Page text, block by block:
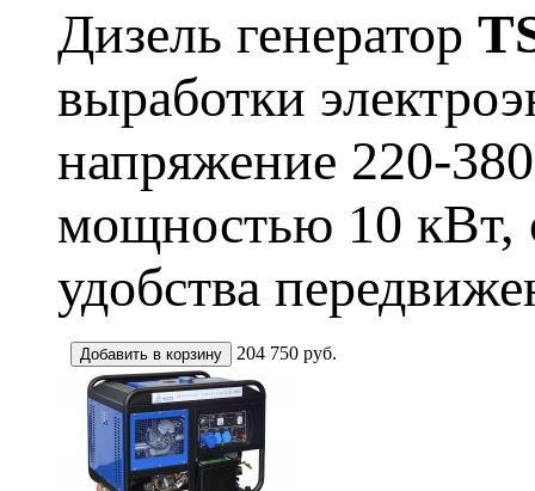
Дизель генератор
выработки
напряжение 220-
мощностью 10 кВт,
удобства
204 750 руб.